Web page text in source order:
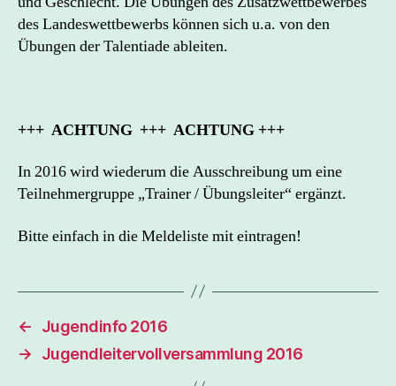
des Landeswettbewerbs können sich u.a. von den
Übungen der Talentiade ableiten.
+++ ACHTUNG +++ ACHTUNG +++
In 2016 wird wiederum die Ausschreibung um eine
Teilnehmergruppe „Trainer / Übungsleiter“ ergänzt.
Bitte einfach in die Meldeliste mit eintragen!
←
Jugendinfo 2016
→
Jugendleitervollversammlung 2016